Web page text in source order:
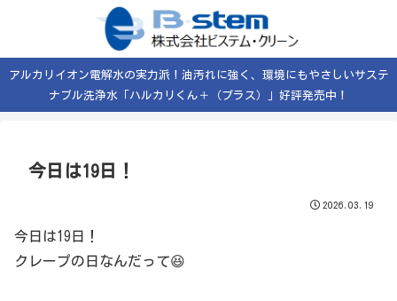
アルカリイオン電解水の実力派！油汚れに強く、環境にもやさしいサステ
ナブル洗浄水「ハルカリくん＋（プラス）」好評発売中！
今日は19日！
2026.03.19
今日は19日！
クレープの日なんだって😆